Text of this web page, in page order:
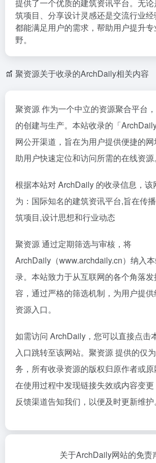
提供了一个优质的建筑资讯平台。无
筑项目、分享设计灵感还是交流行业
都能满足用户的需求，帮助用户提升
野。
聚资源关于收录的ArchDaily相关内容
聚资源 作为一个中立的资源聚合平台
的创建与生产。本站收录的「
网公开渠道，旨在为用户提供便捷的
助用户快速定位和访问所需的在线资源。
根据本站对 ArchDaily 的收录信息，该
为：国际知名的建筑资讯平台,旨在传
筑项目,设计思想和行业动态
聚资源 通过定期筛选与审核，将
ArchDaily（www.archdaily.cn）纳入
录。本站致力于从互联网的各个角落
容，通过严格的筛选机制，为用户提
资源入口。
如需访问 ArchDaily，您可以直接点击
入口跳转至该网站。聚资源 提供的仅
务，所有收录资源的版权归原作者或
在使用过程中发现链接失效或内容变
反馈渠道告知我们，以便及时更新维护。
关于ArchDaily网站的免责